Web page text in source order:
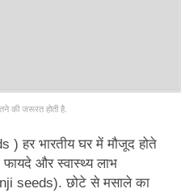
की जरूरत होती है.
हर भारतीय घर में मौजूद होते
और स्वास्थ्य लाभ
seeds). छोटे से मसाले का